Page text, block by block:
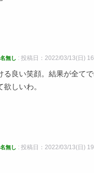
無し : 投稿日：2022/03/13(日)
る良い笑顔。結果が全て
欲しいわ。
無し : 投稿日：2022/03/13(日)